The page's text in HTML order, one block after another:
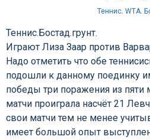
Теннис. WTA.
Теннис.Бостад.грунт.
Играют Лиза Заар против
Надо отметить что обе
подошли к данному поединку
победы три поражения из пяти
матчи проиграла насчёт 21
свои матчи тем не менее
имеет большой опыт